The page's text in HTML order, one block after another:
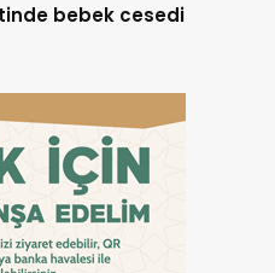
bebek cesedi